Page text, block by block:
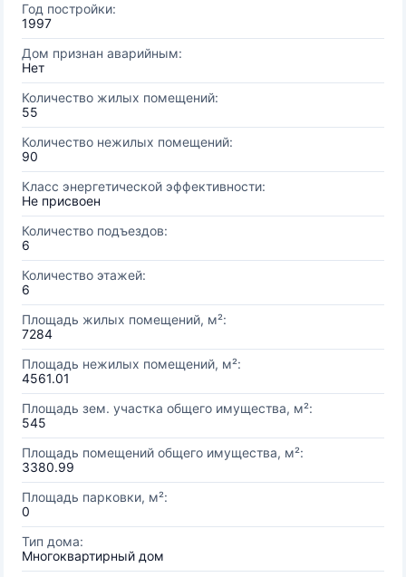
Год постройки:
1997
Дом признан аварийным:
Нет
Количество жилых помещений:
55
Количество нежилых помещений:
90
Класс энергетической эффективности:
Не присвоен
Количество подъездов:
6
Количество этажей:
6
Площадь жилых помещений, м²:
7284
Площадь нежилых помещений, м²:
4561.01
Площадь зем. участка общего имущества, м²:
545
Площадь помещений общего имущества, м²:
3380.99
Площадь парковки, м²:
0
Тип дома:
Многоквартирный дом